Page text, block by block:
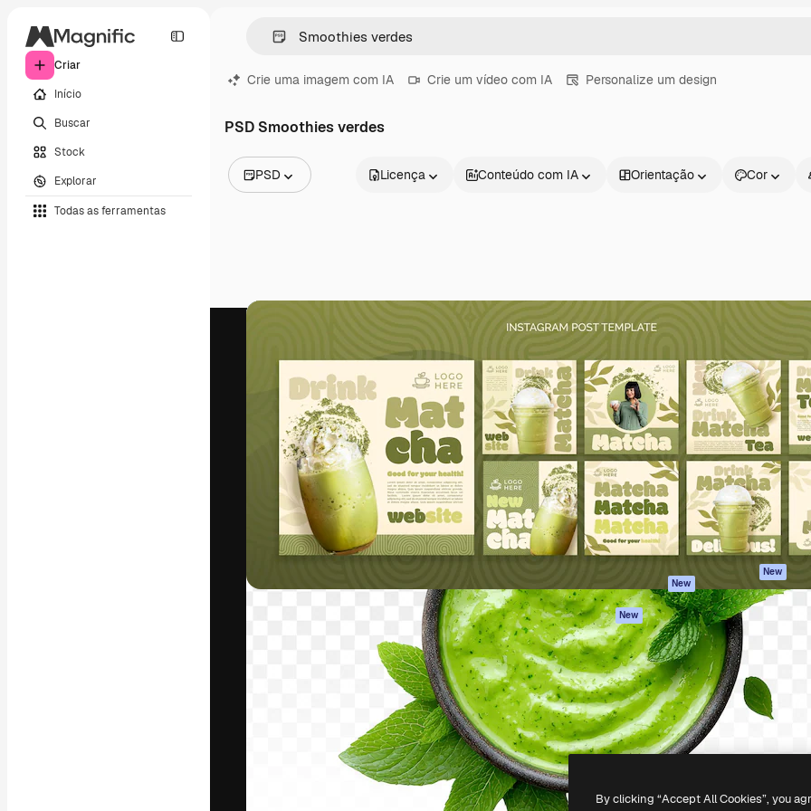
Criar
Início
Buscar
Stock
Explorar
Todas as ferramentas
Crie uma imagem com IA Crie um vídeo com IA Personalize um design
PSD Smoothies verdes
PSD
Vídeos
Modelos 3D
Licença Conteúdo com IA Orientação Cor
A plataforma criativa para você direcionar
seu melhor trabalho. Mais de 1 milhão de
assinantes entre criativos, empresas,
agências e estúdios.
Português
Produtos
Spaces
Assistente de IA
Gerador de
imagens
Gerador de vídeos
Texto para voz
Conteúdo de stock
Claude/ChatGPT
New
Agentes New
API
App móvel
Todas as
ferramentas
Começar
Academy
Documentação
Atendimento
Termos e
condições
Política de
privacidade
New
Política de
Central de
confiabilidade
Afiliados
Empresas
Copyright © 2010-2026Freepik Company S.L.U.Todos os direitos reservados.
By clicking “Accept All Cookies”, you